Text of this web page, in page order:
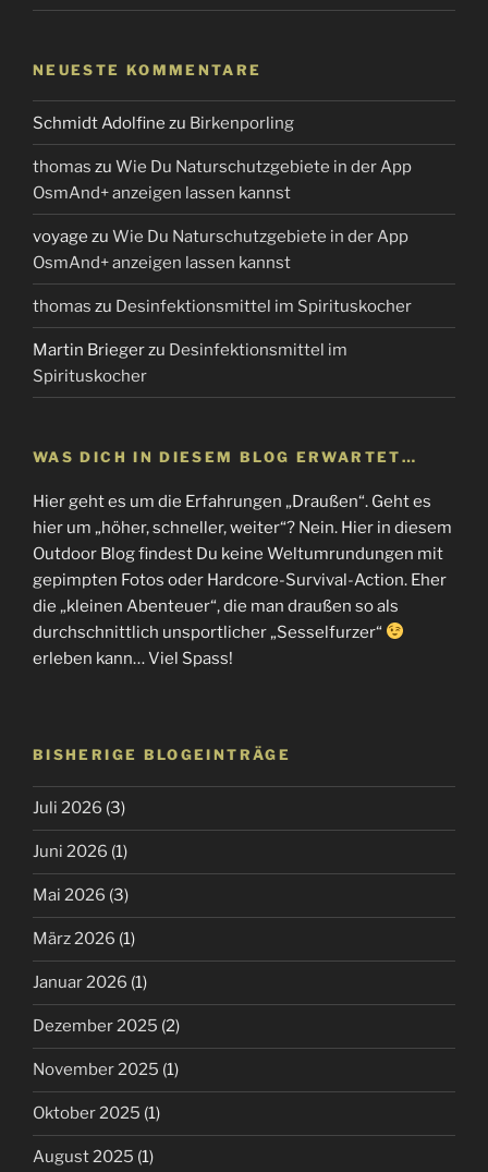
NEUESTE KOMMENTARE
Schmidt Adolfine zu Birkenporling
thomas zu Wie Du Naturschutzgebiete in der App
OsmAnd+ anzeigen lassen kannst
voyage zu Wie Du Naturschutzgebiete in der App
OsmAnd+ anzeigen lassen kannst
thomas zu Desinfektionsmittel im Spirituskocher
Martin Briegerzu Desinfektionsmittel im
Spirituskocher
WAS DICH IN DIESEM BLOG ERWARTET…
Hier geht es um die Erfahrungen „Draußen“. Geht es
hier um „höher, schneller, weiter“? Nein. Hier in diesem
Outdoor Blog findest Du keine Weltumrundungen mit
gepimpten Fotos oder Hardcore-Survival-Action. Eher
die „kleinen Abenteuer“, die man draußen so als
durchschnittlich unsportlicher „Sesselfurzer“
erleben kann… Viel Spass!
BISHERIGE BLOGEINTRÄGE
Juli 2026 (3)
Juni 2026 (1)
Mai 2026 (3)
März 2026 (1)
Januar 2026 (1)
Dezember 2025 (2)
November 2025 (1)
Oktober 2025 (1)
August 2025 (1)